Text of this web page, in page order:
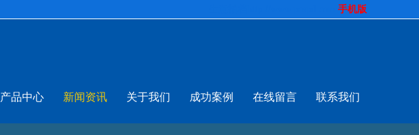
手机版
产品中心 新闻资讯 关于我们 成功案例 在线留言 联系我们